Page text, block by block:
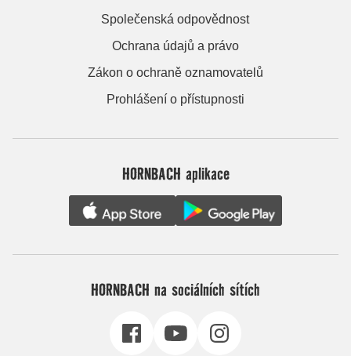
Společenská odpovědnost
Ochrana údajů a právo
Zákon o ochraně oznamovatelů
Prohlášení o přístupnosti
HORNBACH aplikace
HORNBACH na sociálních sítích